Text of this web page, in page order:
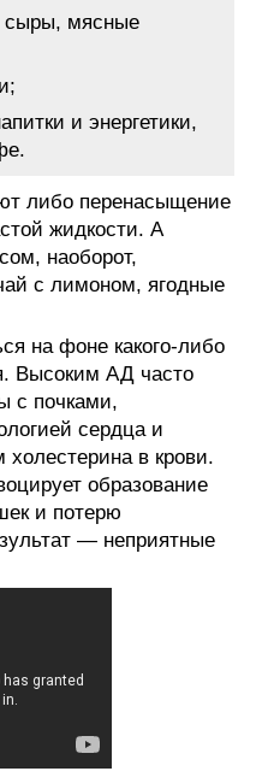
сыры, мясные
и энергетики,
либо перенасыщение
жидкости. А
наоборот,
с лимоном, ягодные
на фоне какого-либо
Высоким АД часто
с почками,
сердца и
в крови.
образование
и потерю
— неприятные